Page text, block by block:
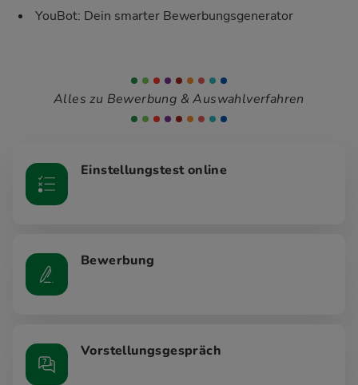
YouBot: Dein smarter Bewerbungsgenerator
Alles zu Bewerbung & Auswahlverfahren
Einstellungstest online
Bewerbung
Vorstellungsgespräch